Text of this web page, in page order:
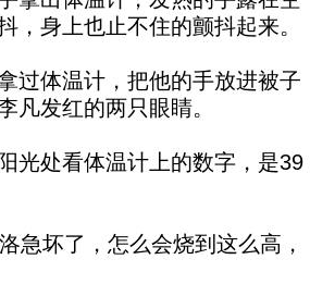
，身上也止不住的颤抖起来。
温计，把他的手放进被子
凡发红的两只眼睛。
看体温计上的数字，是39
了，怎么会烧到这么高，